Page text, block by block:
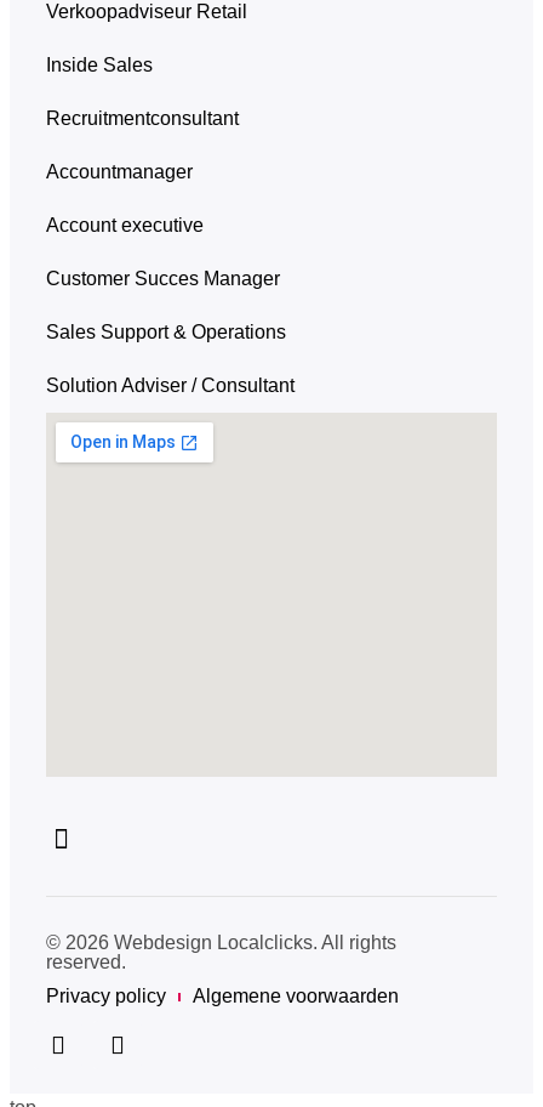
Verkoopadviseur Retail
Inside Sales
Recruitmentconsultant
Accountmanager
Account executive
Customer Succes Manager
Sales Support & Operations
Solution Adviser / Consultant
© 2026 Webdesign Localclicks. All rights
reserved.
Privacy policy
Algemene voorwaarden